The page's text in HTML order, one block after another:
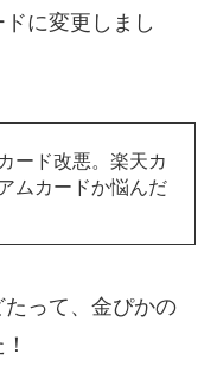
に変更しまし
ード改悪。楽天カ
ムカードか悩んだ
って、金ぴかの